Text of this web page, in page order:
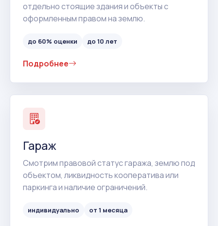
отдельно стоящие здания и объекты с
оформленным правом на землю.
до 60% оценки до 10 лет
Подробнее
Гараж
Смотрим правовой статус гаража, землю под
объектом, ликвидность кооператива или
паркинга и наличие ограничений.
индивидуально от 1 месяца